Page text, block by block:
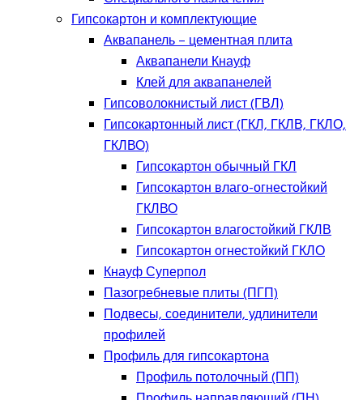
Гипсокартон и комплектующие
Аквапанель – цементная плита
Аквапанели Кнауф
Клей для аквапанелей
Гипсоволокнистый лист (ГВЛ)
Гипсокартонный лист (ГКЛ, ГКЛВ, ГКЛО,
ГКЛВО)
Гипсокартон обычный ГКЛ
Гипсокартон влаго-огнестойкий
ГКЛВО
Гипсокартон влагостойкий ГКЛВ
Гипсокартон огнестойкий ГКЛО
Кнауф Суперпол
Пазогребневые плиты (ПГП)
Подвесы, соединители, удлинители
профилей
Профиль для гипсокартона
Профиль потолочный (ПП)